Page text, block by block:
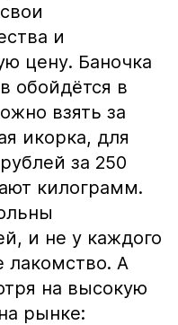
и
цену. Баночка
обойдётся в
взять за
икорка, для
за 250
килограмм.
и не у каждого
лакомство. А
на высокую
рынке: